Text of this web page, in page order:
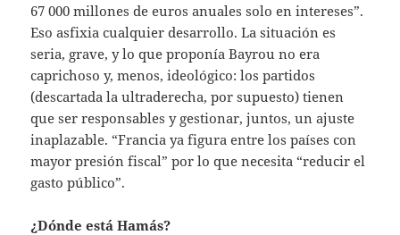
67 000 millones de euros anuales solo en intereses”.
Eso asfixia cualquier desarrollo. La situación es
seria, grave, y lo que proponía Bayrou no era
caprichoso y, menos, ideológico: los partidos
(descartada la ultraderecha, por supuesto) tienen
que ser responsables y gestionar, juntos, un ajuste
inaplazable. “Francia ya figura entre los países con
mayor presión fiscal” por lo que necesita “reducir el
gasto público”.
¿Dónde está Hamás?